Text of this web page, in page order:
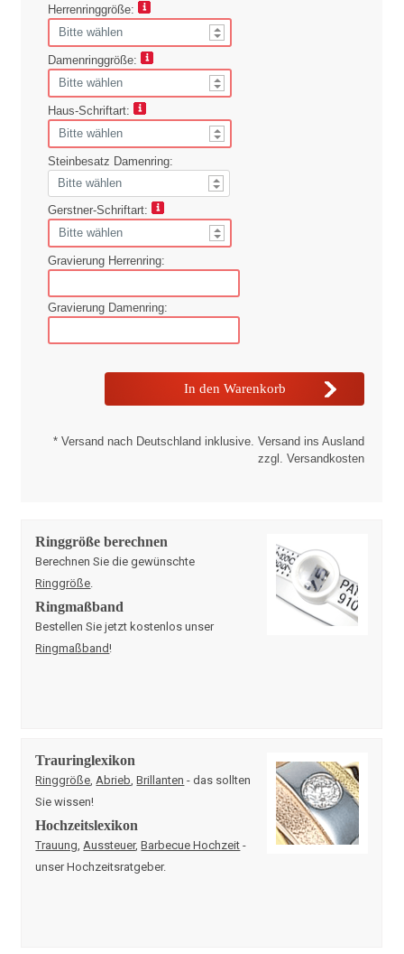
Herrenringgröße:
Damenringgröße:
Haus-Schriftart:
Steinbesatz Damenring:
Gerstner-Schriftart:
Gravierung Herrenring:
Gravierung Damenring:
* Versand nach Deutschland inklusive. Versand ins Ausland
zzgl. Versandkosten
Ringgröße berechnen
Berechnen Sie die gewünschte
Ringgröße
Ringmaßband
Bestellen Sie jetzt kostenlos unser
Ringmaßband!
Trauringlexikon
Ringgröße Abrieb ,Brillanten - das sollten
Sie wissen!
Hochzeitslexikon
Trauung Aussteuer,Barbecue Hochzeit -
unser Hochzeitsratgeber.